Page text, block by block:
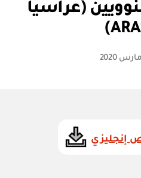
(عراسيا
كاتب
بو
ا
س
ة
إنجليزي